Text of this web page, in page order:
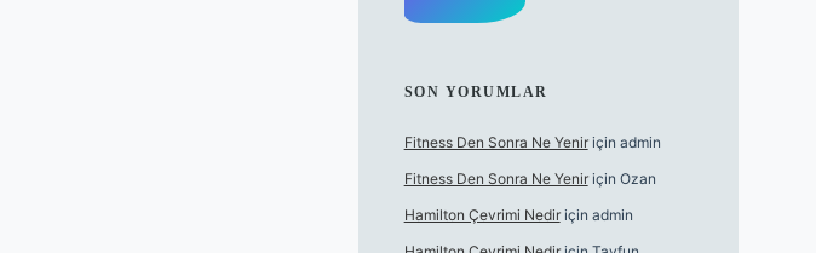
SON YORUMLAR
Fitness Den Sonra Ne Yeniriçin admin
Fitness Den Sonra Ne Yeniriçin Ozan
Hamilton Çevrimi Nediriçin admin